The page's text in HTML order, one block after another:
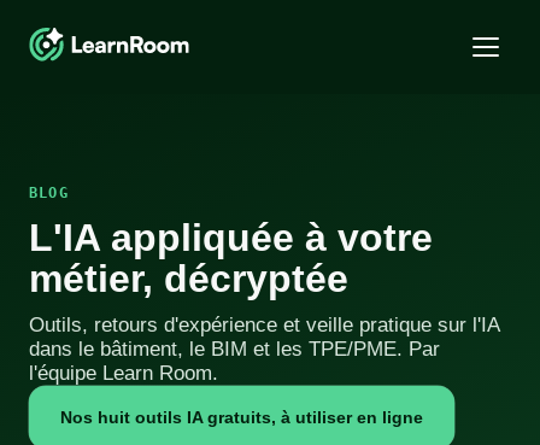
BLOG
L'IA appliquée à votre
métier, décryptée
Outils, retours d'expérience et veille pratique sur l'IA
dans le bâtiment, le BIM et les TPE/PME. Par
l'équipe Learn Room.
Nos huit outils IA gratuits, à utiliser en ligne